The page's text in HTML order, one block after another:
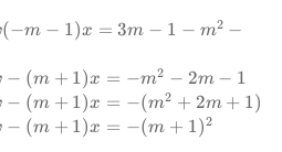
(−m − 1)x = 3m − 1 − m2 −
− (m + 1)x = −m2 − 2m − 1
− (m + 1)x = −(m2 + 2m + 1)
− (m + 1)x = −(m + 1)2